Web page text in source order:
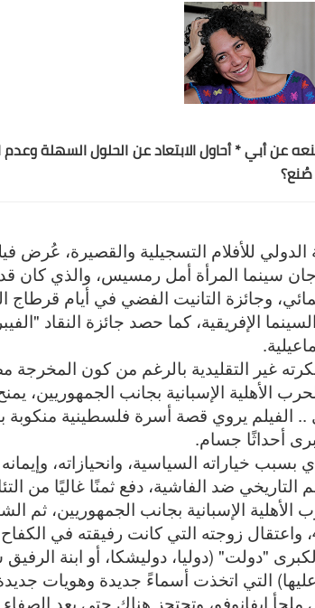
عن أبي * أحاول الابتعاد عن الحلول السهلة
صُنع؟
للأفلام التسجيلية والقصيرة، عُرض
سينما المرأة أمل رمسيس، والذي كان
وجائزة التانيت الفضي في أيام قرطاج
الإفريقية، كما حصد جائزة النقاد
غير التقليدية بالرغم من كون المخرجة
الأهلية الإسبانية بجانب الجمهوريين،
يروي قصة أسرة فلسطينية منكوبة
أحداثًا جسام.
خياراته السياسية، وانحيازاته، وإيمانه
ضد الفاشية، دفع ثمنًا غاليًا من
الأهلية الإسبانية بجانب الجمهوريين، ثم
الفلسطيني والتهجير بعد النكبة وحرب 48، واعتقال زوجته التي كانت رفيقته في الكفاح
"دولت" (دوليا، دوليشكا، أو ابنة
التي اتخذت أسماءً جديدة وهويات
إيفانوفو، وتحتجز هناك حتى بعد